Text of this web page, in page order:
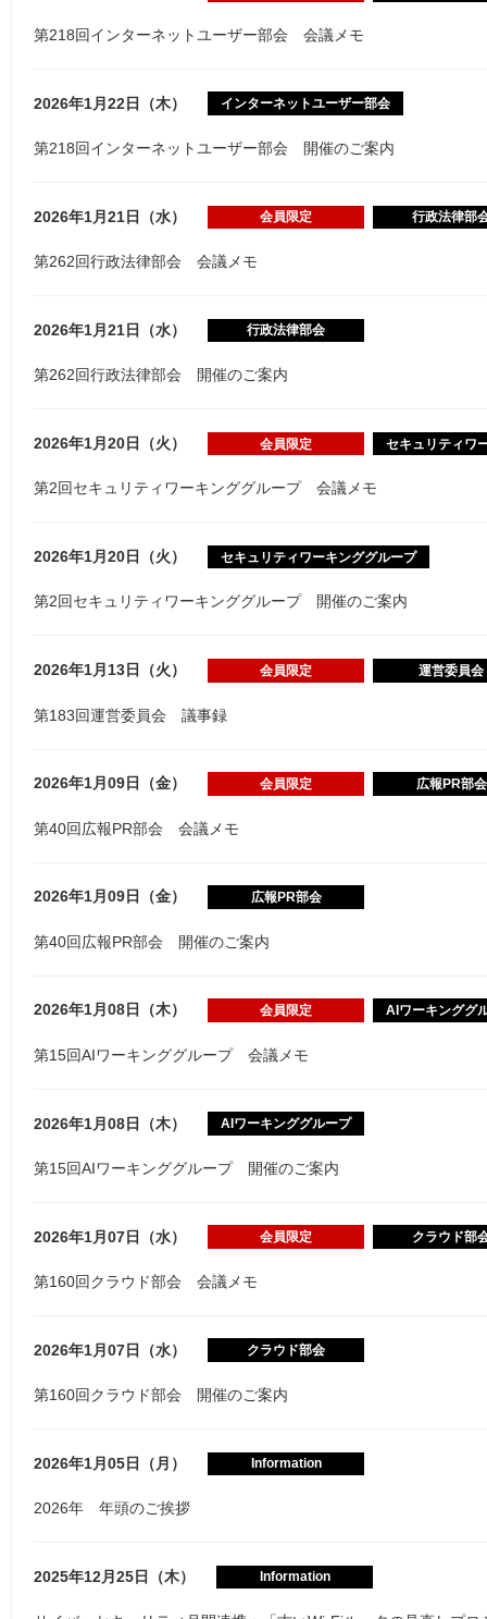
第218回インターネットユーザー部会 会議メモ
2026年1月22日（木） インターネットユーザー部会
第218回インターネットユーザー部会 開催のご案内
2026年1月21日（水） 会員限定 行政法律部
第262回行政法律部会 会議メモ
2026年1月21日（水） 行政法律部会
第262回行政法律部会 開催のご案内
2026年1月20日（火） 会員限定 セキュリティワ
第2回セキュリティワーキンググループ 会議メモ
2026年1月20日（火） セキュリティワーキンググループ
第2回セキュリティワーキンググループ 開催のご案内
2026年1月13日（火） 会員限定 運営委員会
第183回運営委員会 議事録
2026年1月09日（金） 会員限定 広報PR部会
第40回広報PR部会 会議メモ
2026年1月09日（金） 広報PR部会
第40回広報PR部会 開催のご案内
2026年1月08日（木） 会員限定 AIワーキンググ
第15回AIワーキンググループ 会議メモ
2026年1月08日（木） AIワーキンググループ
第15回AIワーキンググループ 開催のご案内
2026年1月07日（水） 会員限定 クラウド部
第160回クラウド部会 会議メモ
2026年1月07日（水） クラウド部会
第160回クラウド部会 開催のご案内
2026年1月05日（月） Information
2026年 年頭のご挨拶
2025年12月25日（木） Information